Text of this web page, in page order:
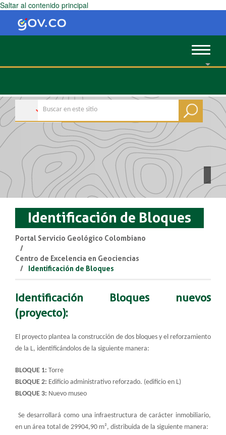
Saltar al contenido principal
Toggle
Identificación de Bloques
Portal Servicio Geológico Colombiano
Centro de Excelencia en Geociencias
Identificación de Bloques
Identificación Bloques nuevos
(proyecto):
El proyecto plantea la construcción de dos bloques y el reforzamiento
de la L, identificándolos de la siguiente manera:
BLOQUE 1: Torre
BLOQUE 2: Edificio administrativo reforzado. (edificio en L)
BLOQUE 3: Nuevo museo
Se desarrollará como una infraestructura de carácter inmobiliario,
en un área total de 29904,90 m², distribuida de la siguiente manera: